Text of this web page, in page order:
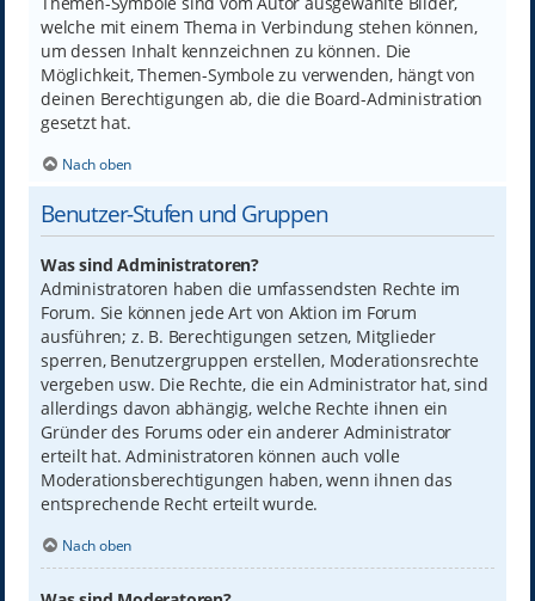
welche mit einem Thema in Verbindung stehen können,
um dessen Inhalt kennzeichnen zu können. Die
Möglichkeit, Themen-Symbole zu verwenden, hängt von
deinen Berechtigungen ab, die die Board-Administration
gesetzt hat.
Nach oben
Benutzer-Stufen und Gruppen
Was sind Administratoren?
Administratoren haben die umfassendsten Rechte im
Forum. Sie können jede Art von Aktion im Forum
ausführen; z. B. Berechtigungen setzen, Mitglieder
sperren, Benutzergruppen erstellen, Moderationsrechte
vergeben usw. Die Rechte, die ein Administrator hat, sind
allerdings davon abhängig, welche Rechte ihnen ein
Gründer des Forums oder ein anderer Administrator
erteilt hat. Administratoren können auch volle
Moderationsberechtigungen haben, wenn ihnen das
entsprechende Recht erteilt wurde.
Nach oben